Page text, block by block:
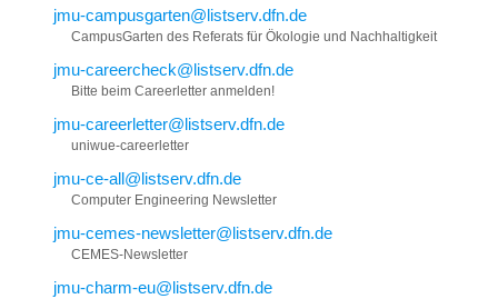
jmu-campusgarten@listserv.dfn.de
CampusGarten des Referats für Ökologie und Nachhaltigkeit
jmu-careercheck@listserv.dfn.de
Bitte beim Careerletter anmelden!
jmu-careerletter@listserv.dfn.de
uniwue-careerletter
jmu-ce-all@listserv.dfn.de
Computer Engineering Newsletter
jmu-cemes-newsletter@listserv.dfn.de
CEMES-Newsletter
jmu-charm-eu@listserv.dfn.de